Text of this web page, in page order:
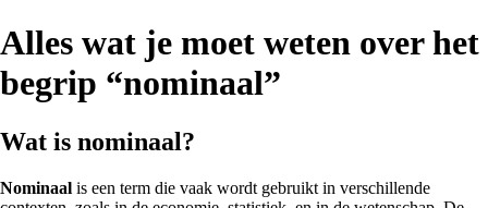
Alles wat je moet weten over het
begrip “nominaal”
Wat is nominaal?
Nominaal is een term die vaak wordt gebruikt in verschillende